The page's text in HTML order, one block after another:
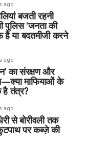
ago
बजती रहनी
पुलिस ‘जनता की
या बदतमीजी करने
ago
का संरक्षण और
माफियाओं के
तंत्र?
ago
से बोरीवली तक
पर कब्ज़े की